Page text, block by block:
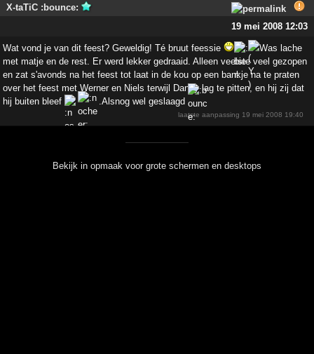
X-taTiC :bounce:
19 mei 2008 12:03
Wat vond je van dit feest? Geweldig! Té bruut feessie
Was lache
met matje en de rest. Er werd lekker gedraaid. Alleen veelste veel gezopen
en zat s'avonds na het feest tot laat in de kou op een bankje na te praten
over het feest met Werner en Niels terwijl Danny lag te pitten, en hij zij dat
hij buiten bleef
.Alsnog wel geslaagd
laatste aanpassing 19 mei 2008 19:40
Bekijk in opmaak voor grote schermen en desktops